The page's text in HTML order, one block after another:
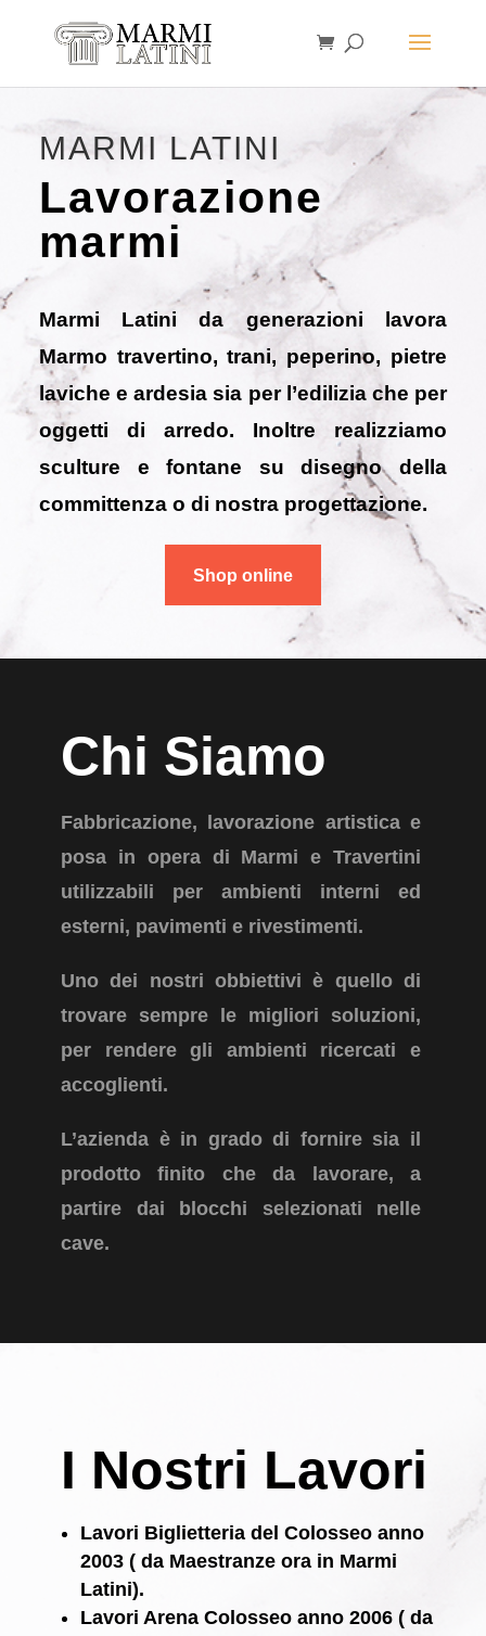
MARMI LATINI
Lavorazione
marmi
Marmi Latini da generazioni lavora
Marmo travertino, trani, peperino, pietre
laviche e ardesia sia per l’edilizia che per
oggetti di arredo. Inoltre realizziamo
sculture e fontane su disegno della
committenza o di nostra progettazione.
Shop online
Chi Siamo
Fabbricazione, lavorazione artistica e
posa in opera di Marmi e Travertini
utilizzabili per ambienti interni ed
esterni, pavimenti e rivestimenti.
Uno dei nostri obbiettivi è quello di
trovare sempre le migliori soluzioni,
per rendere gli ambienti ricercati e
accoglienti.
L’azienda è in grado di fornire sia il
prodotto finito che da lavorare, a
partire dai blocchi selezionati nelle
cave.
I Nostri Lavori
Lavori Biglietteria del Colosseo anno
2003 ( da Maestranze ora in Marmi
Latini).
Lavori Arena Colosseo anno 2006 ( da